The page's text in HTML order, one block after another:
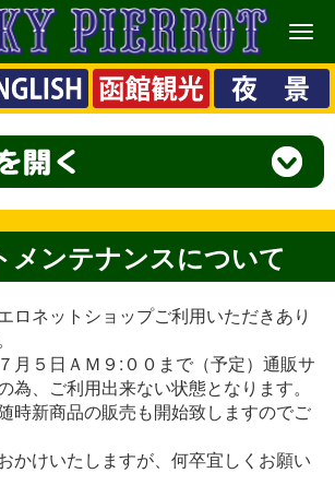
メ
ニ
ュ
ー
メンテナンスについて
ロネットショップご利用いただきあり
月５日ＡＭ９:００まで（予定）通販サ
為、ご利用出来ない状態となります。
時新商品の販売も開始致しますのでご
かけいたしますが、何卒宜しくお願い